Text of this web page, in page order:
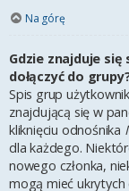
Na górę
Gdzie znajduje
dołączyć do
Spis grup
znajdującą się w
kliknięciu odnośnika
dla każdego.
nowego członka,
mogą mieć ukrytych